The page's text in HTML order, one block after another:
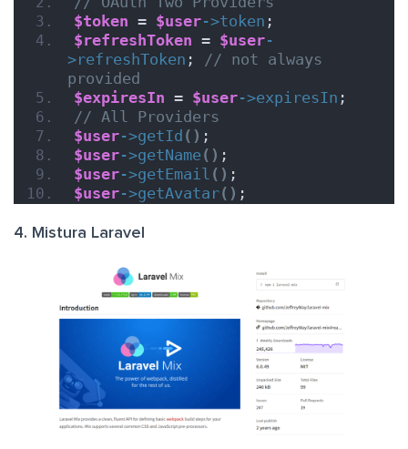
$token = $user->token ;
$refreshToken = $user-
>refreshToken ; // not always
provided
$expiresIn = $user->expiresIn ;
// All Providers
$user->getId () ;
$user->getName() ;
$user->getEmail () ;
$user->getAvatar() ;
4. Mistura Laravel